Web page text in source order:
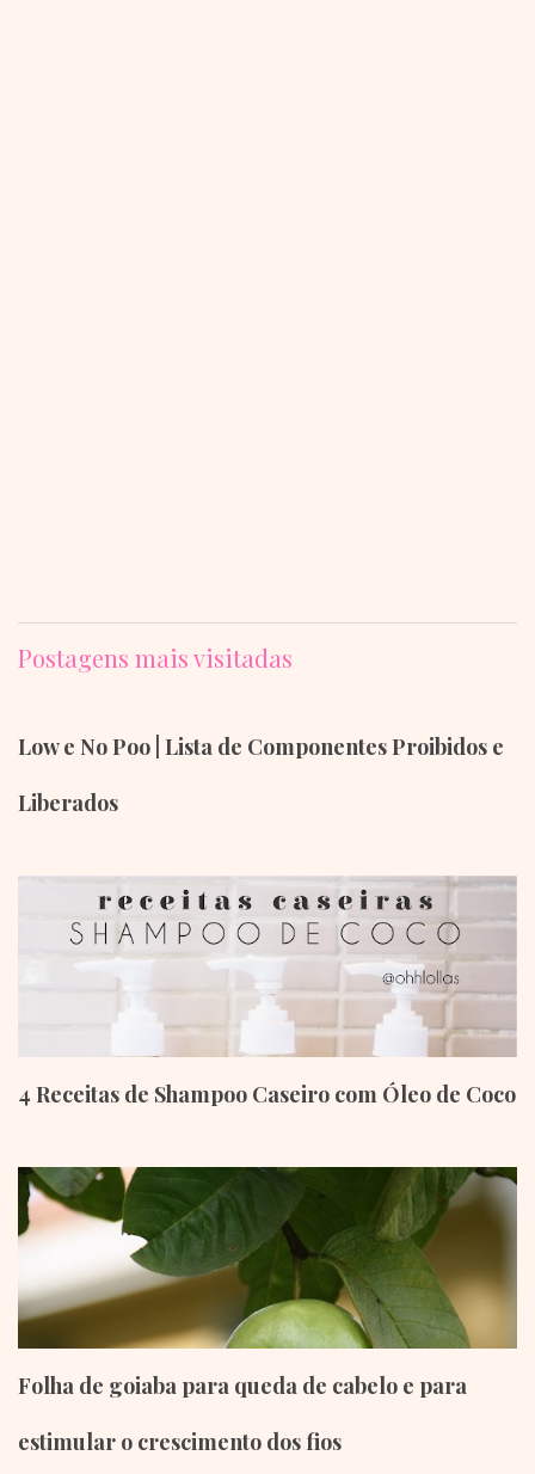
Postagens mais visitadas
Low e No Poo | Lista de Componentes Proibidos e
Liberados
4 Receitas de Shampoo Caseiro com Óleo de Coco
Folha de goiaba para queda de cabelo e para
estimular o crescimento dos fios